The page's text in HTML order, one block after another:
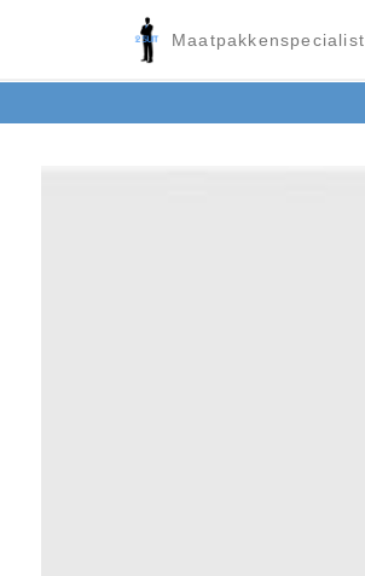
Maatpakkenspecialist